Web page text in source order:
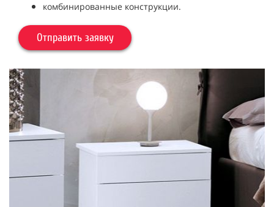
комбинированные конструкции.
Отправить заявку